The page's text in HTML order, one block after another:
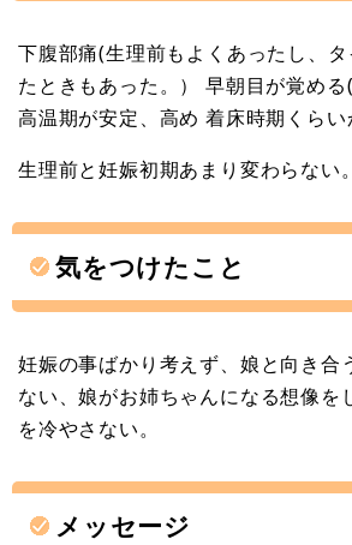
下腹部痛(生理前もよくあったし、
たときもあった。） 早朝目が覚める
高温期が安定、高め 着床時期くら
生理前と妊娠初期あまり変わらない。
気をつけたこと
妊娠の事ばかり考えず、娘と向き合
ない、娘がお姉ちゃんになる想像を
を冷やさない。
メッセージ